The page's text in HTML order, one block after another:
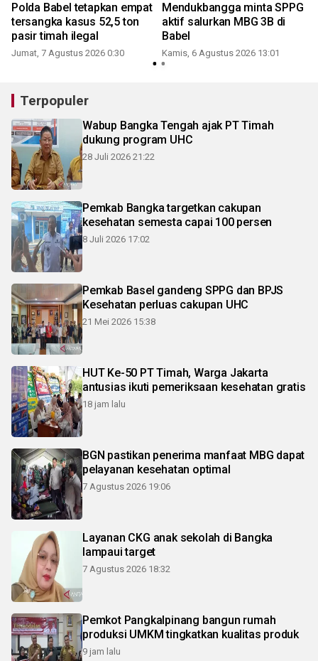
Polda Babel tetapkan empat
tersangka kasus 52,5 ton
pasir timah ilegal
Jumat, 7 Agustus 2026 0:30
Mendukbangga minta SPPG
aktif salurkan MBG 3B di
Babel
Kamis, 6 Agustus 2026 13:01
Terpopuler
Wabup Bangka Tengah ajak PT Timah
dukung program UHC
28 Juli 2026 21:22
Pemkab Bangka targetkan cakupan
kesehatan semesta capai 100 persen
8 Juli 2026 17:02
Pemkab Basel gandeng SPPG dan BPJS
Kesehatan perluas cakupan UHC
21 Mei 2026 15:38
HUT Ke-50 PT Timah, Warga Jakarta
antusias ikuti pemeriksaan kesehatan gratis
18 jam lalu
BGN pastikan penerima manfaat MBG dapat
pelayanan kesehatan optimal
7 Agustus 2026 19:06
Layanan CKG anak sekolah di Bangka
lampaui target
7 Agustus 2026 18:32
Pemkot Pangkalpinang bangun rumah
produksi UMKM tingkatkan kualitas produk
9 jam lalu